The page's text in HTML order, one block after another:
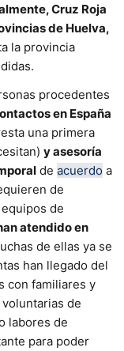
Cruz Roja
de Huelva,
la provincia
procedentes
en España
una primera
y asesoría
de acuerdo a
de
de
atendido en
de ellas ya se
han llegado del
con familiares y
de
labores de
para poder